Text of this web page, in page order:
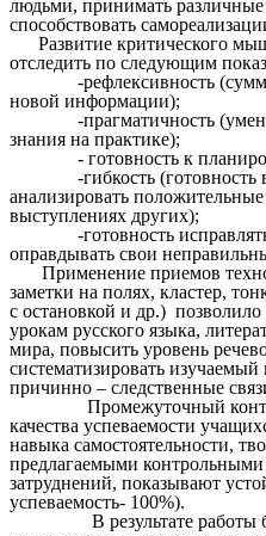
людьми, принимать
способствовать
Развитие критического
отследить по следующим
-рефлексивность
новой информации);
-прагматичность
знания на практике);
- готовность к
-гибкость
анализировать
выступлениях других);
-готовность
оправдывать свои
Применение приемов
заметки на полях, кластер,
с остановкой и др.)
урокам русского языка,
мира, повысить уровень
систематизировать изучаемый
причинно – следственные
Промежуточный
качества успеваемости
навыка самостоятельности,
предлагаемыми контрольными
затруднений, показывают
успеваемость- 100%).
В результате работы